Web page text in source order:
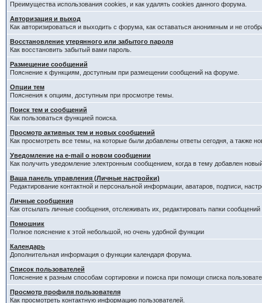
Преимущества использования cookies, и как удалять cookies данного форума.
Авторизация и выход
Как авторизироваться и выходить с форума, как оставаться анонимным и не
Восстановление утерянного или забытого пароля
Как восстановить забытый вами пароль.
Размещение сообщений
Пояснение к функциям, доступным при размещении сообщений на форуме.
Опции тем
Пояснения к опциям, доступным при просмотре темы.
Поиск тем и сообщений
Как пользоваться функцией поиска.
Просмотр активных тем и новых сообщений
Как просмотреть все темы, на которые были добавлены ответы сегодня, а также
Уведомление на е-mail о новом сообщении
Как получить уведомление электронным сообщением, когда в тему добавлен
Ваша панель управления (Личные настройки)
Редактирование контактной и персональной информации, аватаров, подписи,
Личные сообщения
Как отсылать личные сообщения, отслеживать их, редактировать папки
Помошник
Полное пояснение к этой небольшой, но очень удобной функции
Календарь
Дополнительная информация о функции календаря форума.
Список пользователей
Пояснение к разным способам сортировки и поиска при помощи списка
Просмотр профиля пользователя
Как просмотреть контактную информацию пользователей.